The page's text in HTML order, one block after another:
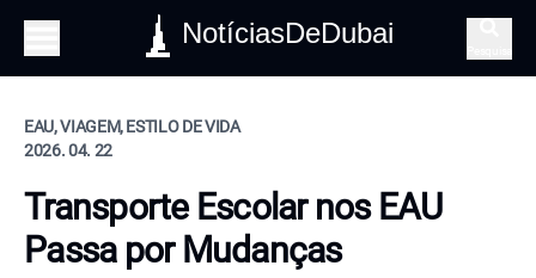
NotíciasDeDubai
EAU, VIAGEM, ESTILO DE VIDA
2026. 04. 22
Transporte Escolar nos EAU
Passa por Mudanças